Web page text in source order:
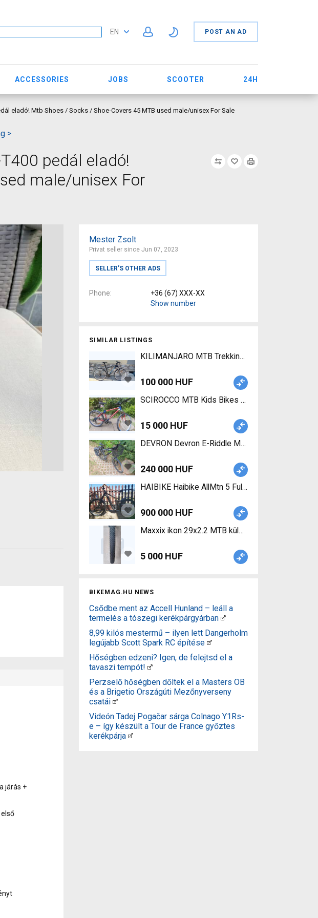
EN POST AN AD
ACCESSORIES JOBS SCOOTER 24H
eladó! Mtb Shoes / Socks / Shoe-Covers 45 MTB used male/unisex For Sale
>
pedál eladó!
male/unisex For
Mester Zsolt
Privat seller since Jun 07, 2023
SELLER’S OTHER ADS
Phone
+36 (67) XXX-XX
Show number
SIMILAR LISTINGS
KILIMANJARO MTB Trekking/cross V-brake
100 000 HUF
SCIROCCO MTB Kids Bikes / Children Bikes
15 000 HUF
DEVRON Devron E-Riddle M1.7 250W MTB
240 000 HUF
HAIBIKE Haibike AllMtn 5 Fully eMTB 2021
900 000 HUF
Maxxix ikon 29x2.2 MTB külső Maxxix ikon
5 000 HUF
BIKEMAG.HU NEWS
Csődbe ment az Accell Hunland – leáll a
termelés a tószegi kerékpárgyárban
8,99 kilós mestermű – ilyen lett Dangerholm
legújabb Scott Spark RC építése
Hőségben edzeni? Igen, de felejtsd el a
tavaszi tempót!
Perzselő hőségben dőltek el a Masters OB
és a Brigetio Országúti Mezőnyverseny
csatái
Videón Tadej Pogačar sárga Colnago Y1Rs-
e – így készült a Tour de France győztes
kerékpárja
járás +